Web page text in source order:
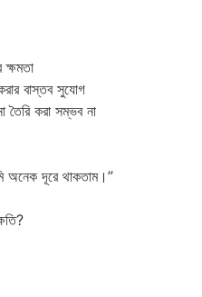
বাস্তব সুযোগ
তৈরি করা সম্ভব না
অনেক দূরে থাকতাম।”